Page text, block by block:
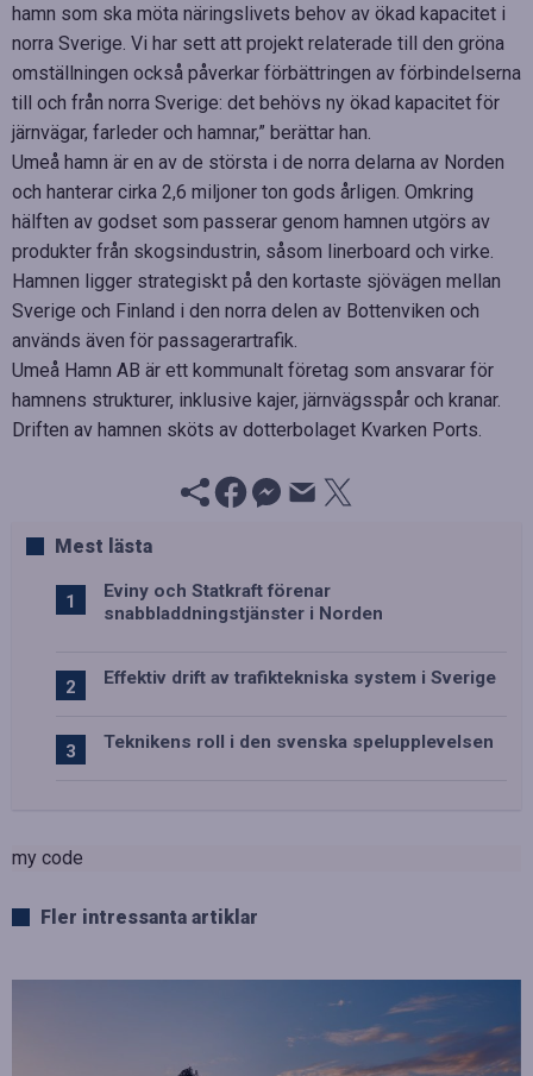
hamn som ska möta näringslivets behov av ökad kapacitet i
norra Sverige. Vi har sett att projekt relaterade till den gröna
omställningen också påverkar förbättringen av förbindelserna
till och från norra Sverige: det behövs ny ökad kapacitet för
järnvägar, farleder och hamnar,” berättar han.
Umeå hamn är en av de största i de norra delarna av Norden
och hanterar cirka 2,6 miljoner ton gods årligen. Omkring
hälften av godset som passerar genom hamnen utgörs av
produkter från skogsindustrin, såsom linerboard och virke.
Hamnen ligger strategiskt på den kortaste sjövägen mellan
Sverige och Finland i den norra delen av Bottenviken och
används även för passagerartrafik.
Umeå Hamn AB är ett kommunalt företag som ansvarar för
hamnens strukturer, inklusive kajer, järnvägsspår och kranar.
Driften av hamnen sköts av dotterbolaget Kvarken Ports.
Mest lästa
Eviny och Statkraft förenar
snabbladdningstjänster i Norden
Effektiv drift av trafiktekniska system i Sverige
Teknikens roll i den svenska spelupplevelsen
my code
Fler intressanta artiklar